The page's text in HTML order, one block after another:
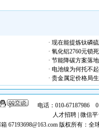
· 现在能提炼钛磷
· 氧化铝2760元锁
· 节能降碳方案落
· 电池镍为何托不
· 贵金属定价格局
电话：010-67187986
人才招聘 微信
67193698@163.com 版权所有：全